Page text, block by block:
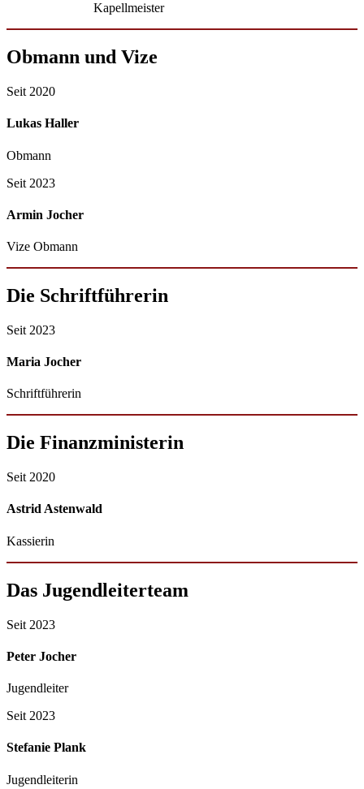
Kapellmeister
Obmann und Vize
Seit 2020
Lukas Haller
Obmann
Seit 2023
Armin Jocher
Vize Obmann
Die Schriftführerin
Seit 2023
Maria Jocher
Schriftführerin
Die Finanzministerin
Seit 2020
Astrid Astenwald
Kassierin
Das Jugendleiterteam
Seit 2023
Peter Jocher
Jugendleiter
Seit 2023
Stefanie Plank
Jugendleiterin